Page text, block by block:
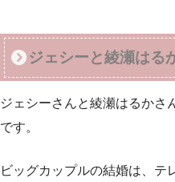
ジェシーと綾瀬は
ジェシーさんと綾瀬はるかさ
です。
ビッグカップルの結婚は、テ